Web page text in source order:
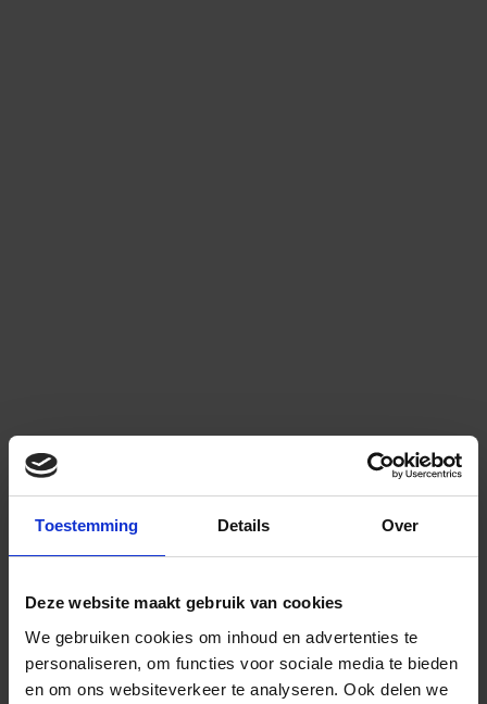
Toestemming Details Over
Deze website maakt gebruik van cookies
We gebruiken cookies om inhoud en advertenties te
personaliseren, om functies voor sociale media te bieden
en om ons websiteverkeer te analyseren. Ook delen we